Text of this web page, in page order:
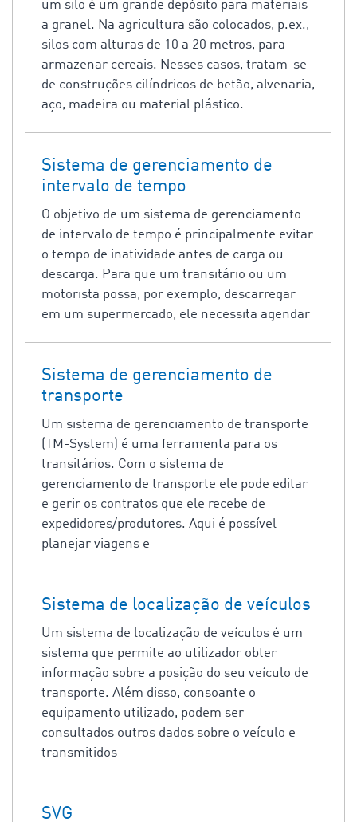
um silo é um grande depósito para materiais
a granel. Na agricultura são colocados, p.ex.,
silos com alturas de 10 a 20 metros, para
armazenar cereais. Nesses casos, tratam-se
de construções cilíndricos de betão, alvenaria,
aço, madeira ou material plástico.
Sistema de gerenciamento de
intervalo de tempo
O objetivo de um sistema de gerenciamento
de intervalo de tempo é principalmente evitar
o tempo de inatividade antes de carga ou
descarga. Para que um transitário ou um
motorista possa, por exemplo, descarregar
em um supermercado, ele necessita agendar
Sistema de gerenciamento de
transporte
Um sistema de gerenciamento de transporte
(TM-System) é uma ferramenta para os
transitários. Com o sistema de
gerenciamento de transporte ele pode editar
e gerir os contratos que ele recebe de
expedidores/produtores. Aqui é possível
planejar viagens e
Sistema de localização de veículos
Um sistema de localização de veículos é um
sistema que permite ao utilizador obter
informação sobre a posição do seu veículo de
transporte. Além disso, consoante o
equipamento utilizado, podem ser
consultados outros dados sobre o veículo e
transmitidos
SVG